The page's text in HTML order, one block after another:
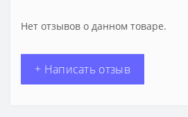
Нет отзывов о данном товаре.
+ Написать отзыв